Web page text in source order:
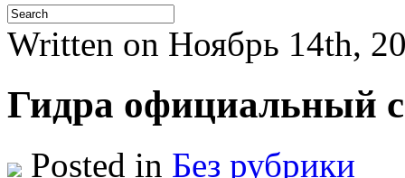
Written on Ноябрь 14th,
Гидра официальный
Posted in Без рубрики